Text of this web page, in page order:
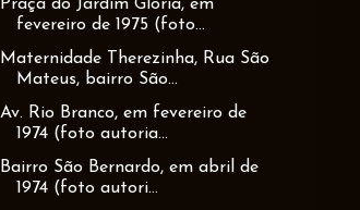
Praça do Jardim Glória, em
fevereiro de 1975 (foto...
Maternidade Therezinha, Rua São
Mateus, bairro São...
Av. Rio Branco, em fevereiro de
1974 (foto autoria...
Bairro São Bernardo, em abril de
1974 (foto autori...